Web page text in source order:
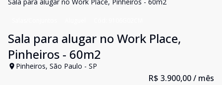
Sala para alugar no Work Place,
Pinheiros - 60m2
Pinheiros, São Paulo - SP
R$ 3.900,00/ mês